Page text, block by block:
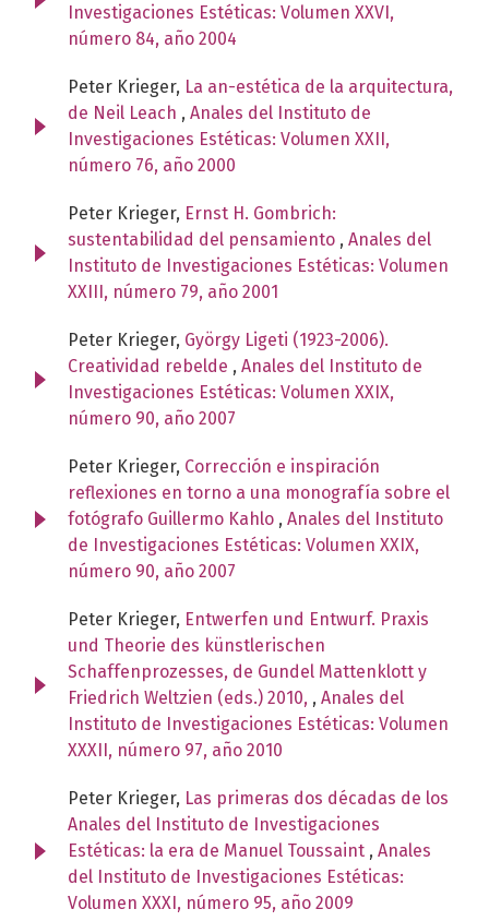
Investigaciones Estéticas: Volumen XXVI,
número 84, año 2004
Peter Krieger, La an-estética de la arquitectura,
de Neil Leach , Anales del Instituto de
Investigaciones Estéticas: Volumen XXII,
número 76, año 2000
Peter Krieger, Ernst H. Gombrich:
sustentabilidad del pensamiento , Anales del
Instituto de Investigaciones Estéticas: Volumen
XXIII, número 79, año 2001
Peter Krieger, György Ligeti (1923-2006).
Creatividad rebelde , Anales del Instituto de
Investigaciones Estéticas: Volumen XXIX,
número 90, año 2007
Peter Krieger, Corrección e inspiración
reflexiones en torno a una monografía sobre el
fotógrafo Guillermo Kahlo , Anales del Instituto
de Investigaciones Estéticas: Volumen XXIX,
número 90, año 2007
Peter Krieger, Entwerfen und Entwurf. Praxis
und Theorie des künstlerischen
Schaffenprozesses, de Gundel Mattenklott y
Friedrich Weltzien (eds.) 2010, , Anales del
Instituto de Investigaciones Estéticas: Volumen
XXXII, número 97, año 2010
Peter Krieger, Las primeras dos décadas de los
Anales del Instituto de Investigaciones
Estéticas: la era de Manuel Toussaint , Anales
del Instituto de Investigaciones Estéticas:
Volumen XXXI, número 95, año 2009